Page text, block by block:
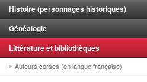
Histoire (personnages historiques)
Généalogie
Littérature et bibliothèques
Auteurs corses (en langue française)